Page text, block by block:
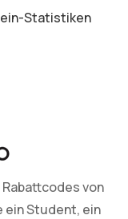
Statistiken
von
ein Student, ein